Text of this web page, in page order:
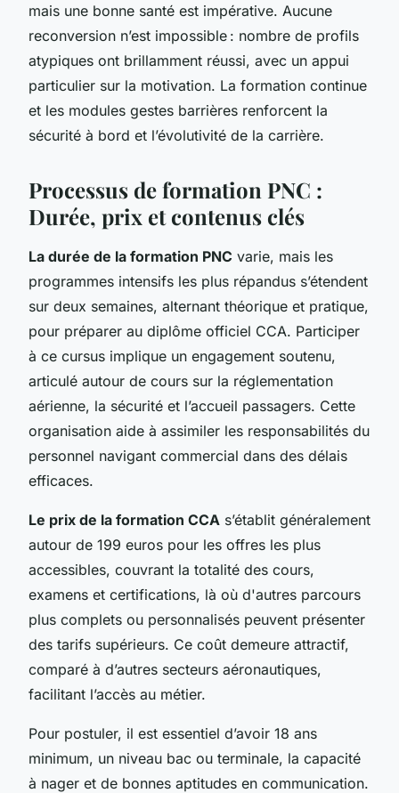
mais une bonne santé est impérative. Aucune
reconversion n’est impossible : nombre de profils
atypiques ont brillamment réussi, avec un appui
particulier sur la motivation. La formation continue
et les modules gestes barrières renforcent la
sécurité à bord et l’évolutivité de la carrière.
Processus de formation PNC :
Durée, prix et contenus clés
La durée de la formation PNC varie, mais les
programmes intensifs les plus répandus s’étendent
sur deux semaines, alternant théorique et pratique,
pour préparer au diplôme officiel CCA. Participer
à ce cursus implique un engagement soutenu,
articulé autour de cours sur la réglementation
aérienne, la sécurité et l’accueil passagers. Cette
organisation aide à assimiler les responsabilités du
personnel navigant commercial dans des délais
efficaces.
Le prix de la formation CCA s’établit généralement
autour de 199 euros pour les offres les plus
accessibles, couvrant la totalité des cours,
examens et certifications, là où d'autres parcours
plus complets ou personnalisés peuvent présenter
des tarifs supérieurs. Ce coût demeure attractif,
comparé à d’autres secteurs aéronautiques,
facilitant l’accès au métier.
Pour postuler, il est essentiel d’avoir 18 ans
minimum, un niveau bac ou terminale, la capacité
à nager et de bonnes aptitudes en communication.